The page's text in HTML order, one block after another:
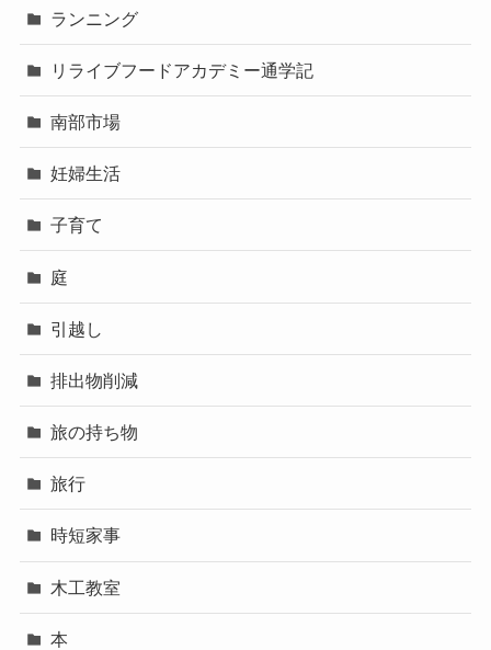
ランニング
リライブフードアカデミー通学記
南部市場
妊婦生活
子育て
庭
引越し
排出物削減
旅の持ち物
旅行
時短家事
木工教室
本